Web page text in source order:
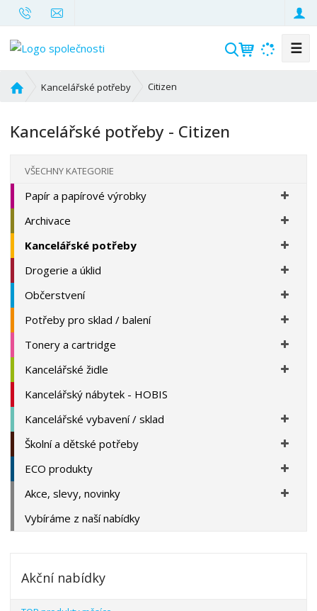
V
☰
v
d
t
a
n
Kancelářské potřeby Citizen
Kancelářské potřeby - Citizen
VŠECHNY KATEGORIE
Papír a papírové výrobky
Archivace
Kancelářské potřeby
Drogerie a úklid
Občerstvení
Potřeby pro sklad / balení
Tonery a cartridge
Kancelářské židle
Kancelářský nábytek - HOBIS
Kancelářské vybavení / sklad
Školní a dětské potřeby
ECO produkty
Akce, slevy, novinky
Vybíráme z naší nabídky
Akční nabídky